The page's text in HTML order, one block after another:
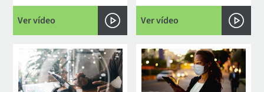
Ver vídeo Ver vídeo